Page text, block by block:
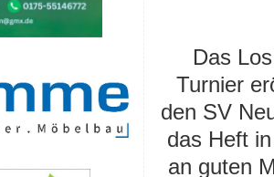
Das
Turnier
den SV
das Heft
an guten